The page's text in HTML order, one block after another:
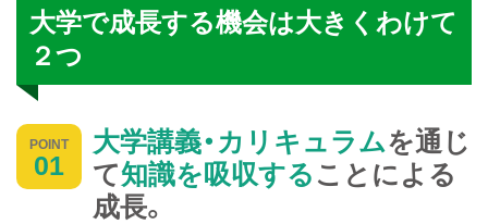
大学で成長する機会は大きくわけて
２つ
POINT
01
大学講義・カリキュラムを通じ
て知識を吸収することによる
成長。